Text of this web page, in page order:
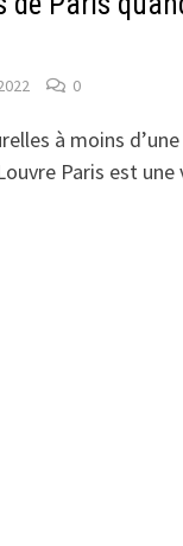
0
à moins
Paris est une